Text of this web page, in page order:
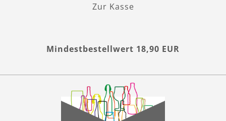
Zur Kasse
Mindestbestellwert 18,90 EUR